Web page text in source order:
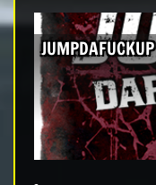
JUMPDAFUCKUP